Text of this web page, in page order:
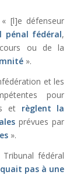
[l]e défenseur
pénal fédéral,
ou de la
».
et les
pour
et règlent la
prévues par
».
fédéral
pas à une